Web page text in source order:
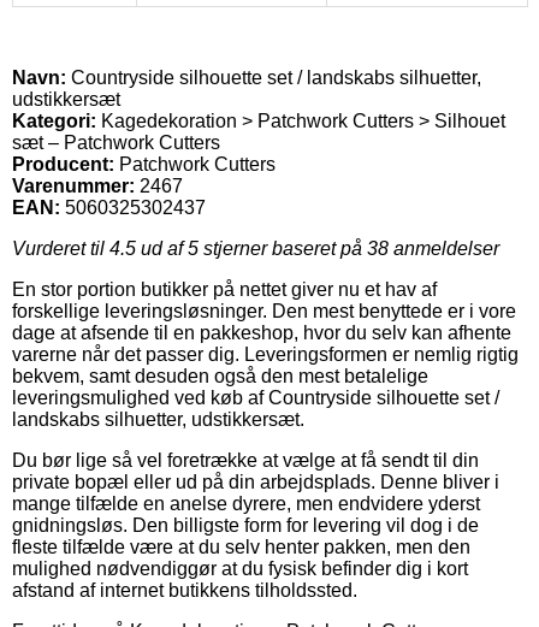
Navn: Countryside silhouette set / landskabs silhuetter,
udstikkersæt
Kategori: Kagedekoration > Patchwork Cutters > Silhouet
sæt – Patchwork Cutters
Producent: Patchwork Cutters
Varenummer: 2467
EAN: 5060325302437
Vurderet til 4.5 ud af 5 stjerner baseret på 38 anmeldelser
En stor portion butikker på nettet giver nu et hav af
forskellige leveringsløsninger. Den mest benyttede er i vore
dage at afsende til en pakkeshop, hvor du selv kan afhente
varerne når det passer dig. Leveringsformen er nemlig rigtig
bekvem, samt desuden også den mest betalelige
leveringsmulighed ved køb af Countryside silhouette set /
landskabs silhuetter, udstikkersæt.
Du bør lige så vel foretrække at vælge at få sendt til din
private bopæl eller ud på din arbejdsplads. Denne bliver i
mange tilfælde en anelse dyrere, men endvidere yderst
gnidningsløs. Den billigste form for levering vil dog i de
fleste tilfælde være at du selv henter pakken, men den
mulighed nødvendiggør at du fysisk befinder dig i kort
afstand af internet butikkens tilholdssted.